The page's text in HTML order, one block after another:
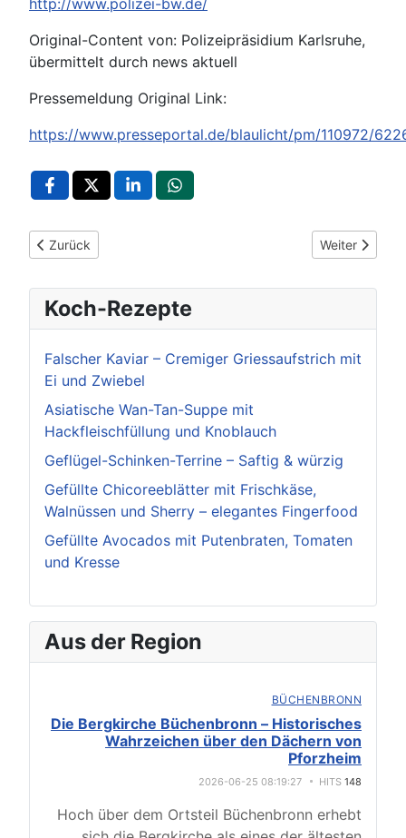
http://www.polizei-bw.de/
Original-Content von: Polizeipräsidium Karlsruhe,
übermittelt durch news aktuell
Pressemeldung Original Link:
https://www.presseportal.de/blaulicht/pm/110972/
Vorheriger Beitrag: POL-KA: (KA) Stutensee/ Karlsruhe -
Zurück Nächster
Weiter
Koch-Rezepte
Falscher Kaviar – Cremiger Griessaufstrich mit
Ei und Zwiebel
Asiatische Wan-Tan-Suppe mit
Hackfleischfüllung und Knoblauch
Geflügel-Schinken-Terrine – Saftig & würzig
Gefüllte Chicoreeblätter mit Frischkäse,
Walnüssen und Sherry – elegantes Fingerfood
Gefüllte Avocados mit Putenbraten, Tomaten
und Kresse
Aus der Region
BÜCHENBRONN
Die Bergkirche Büchenbronn – Historisches
Wahrzeichen über den Dächern von
Pforzheim
2026-06-25 08:19:27 HITS 148
Hoch über dem Ortsteil Büchenbronn erhebt